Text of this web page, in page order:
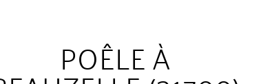
POÊLE À